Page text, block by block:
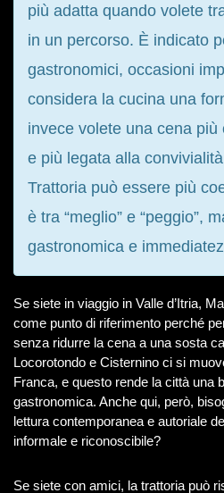
più adatta quando volete
in un percorso. È indicato
gastronomici, occasioni
considera la cucina una
invece volete una cena
e più legata alla
Trattoria può essere più
è tra “meglio” e “peggio”,
gastronomica e
Se siete in viaggio in Valle d’Itria,
come punto di riferimento perché
senza ridurre la cena a una sosta
Locorotondo e Cisternino ci si
Franca, e questo rende la città una
gastronomica. Anche qui, però,
lettura contemporanea e autoriale
informale e riconoscibile?
Se siete con amici, la trattoria può